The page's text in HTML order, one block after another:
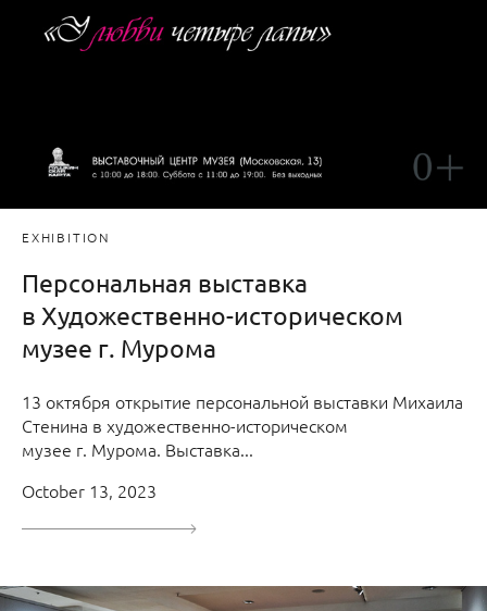
EXHIBITION
Персональная выставка
в Художественно-историческом
музее г. Мурома
13 октября открытие персональной выставки Михаила
Стенина в художественно-историческом
музее г. Мурома. Выставка...
October 13, 2023